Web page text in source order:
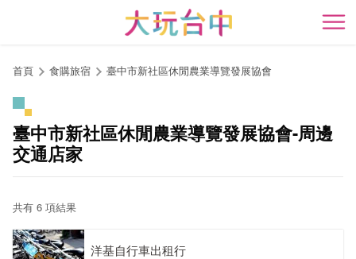
開
首頁 食購旅宿 臺中市新社區休閒農業導覽發展協會
臺中市新社區休閒農業導覽發展協會-周邊
交通店家
共有 6 項結果
洋基自行車出租行